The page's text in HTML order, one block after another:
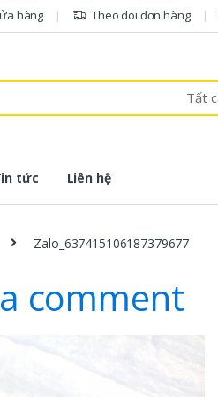
hàng Theo dõi đơn hàng
tức Liên hệ
Zalo_637415106187379677
comment